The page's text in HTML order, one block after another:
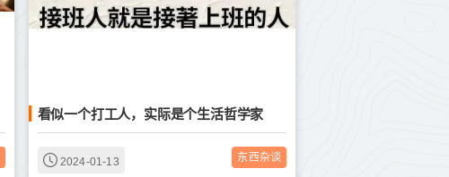
看似一个打工人，实际是个生活哲学家
2024-01-13 东西杂谈